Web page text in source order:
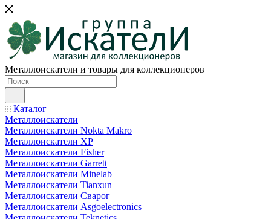
Металлоискатели и товары для коллекционеров
Каталог
Металлоискатели
Металлоискатели Nokta Makro
Металлоискатели XP
Металлоискатели Fisher
Металлоискатели Garrett
Металлоискатели Minelab
Металлоискатели Tianxun
Металлоискатели Сварог
Металлоискатели Asgoelectronics